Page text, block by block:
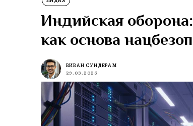
Индийская
как основа
ВИВАН СУНДЕРАМ
29.03.2026